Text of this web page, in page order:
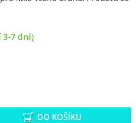
3-7 dní)
DO KOŠÍKU